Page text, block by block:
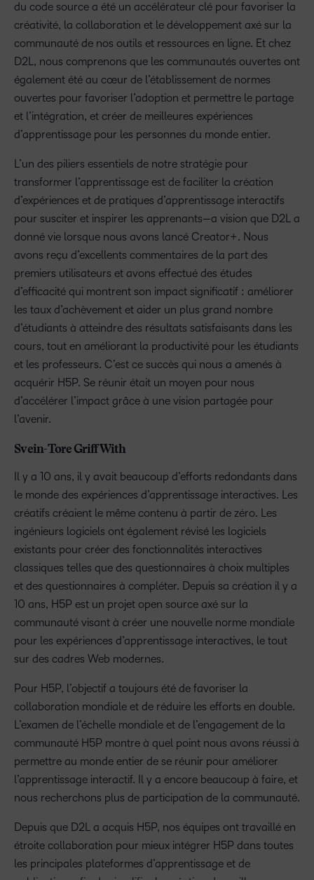
du code source a été un accélérateur clé pour favoriser la
créativité, la collaboration et le développement axé sur la
communauté de nos outils et ressources en ligne. Et chez
D2L, nous comprenons que les communautés ouvertes ont
également été au cœur de l’établissement de normes
ouvertes pour favoriser l’adoption et permettre le partage
et l’intégration, et créer de meilleures expériences
d’apprentissage pour les personnes du monde entier.
L’un des piliers essentiels de notre stratégie pour
transformer l’apprentissage est de faciliter la création
d’expériences et de pratiques d’apprentissage interactifs
pour susciter et inspirer les apprenants—a vision que D2L a
donné vie lorsque nous avons lancé Creator+. Nous
avons reçu d’excellents commentaires de la part des
premiers utilisateurs et avons effectué des études
d’efficacité qui montrent son impact significatif : améliorer
les taux d’achèvement et aider un plus grand nombre
d’étudiants à atteindre des résultats satisfaisants dans les
cours, tout en améliorant la productivité pour les étudiants
et les professeurs. C’est ce succès qui nous a amenés à
acquérir H5P. Se réunir était un moyen pour nous
d’accélérer l’impact grâce à une vision partagée pour
l’avenir.
Svein-Tore Griff With
Il y a 10 ans, il y avait beaucoup d’efforts redondants dans
le monde des expériences d’apprentissage interactives. Les
créatifs créaient le même contenu à partir de zéro. Les
ingénieurs logiciels ont également révisé les logiciels
existants pour créer des fonctionnalités interactives
classiques telles que des questionnaires à choix multiples
et des questionnaires à compléter. Depuis sa création il y a
10 ans, H5P est un projet open source axé sur la
communauté visant à créer une nouvelle norme mondiale
pour les expériences d’apprentissage interactives, le tout
sur des cadres Web modernes.
Pour H5P, l’objectif a toujours été de favoriser la
collaboration mondiale et de réduire les efforts en double.
L’examen de l’échelle mondiale et de l’engagement de la
communauté H5P montre à quel point nous avons réussi à
permettre au monde entier de se réunir pour améliorer
l’apprentissage interactif. Il y a encore beaucoup à faire, et
nous recherchons plus de participation de la communauté.
Depuis que D2L a acquis H5P, nos équipes ont travaillé en
étroite collaboration pour mieux intégrer H5P dans toutes
les principales plateformes d’apprentissage et de